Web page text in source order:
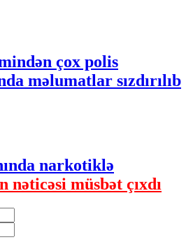
çox polis
məlumatlar sızdırılıb
narkotiklə
nəticəsi müsbət çıxdı